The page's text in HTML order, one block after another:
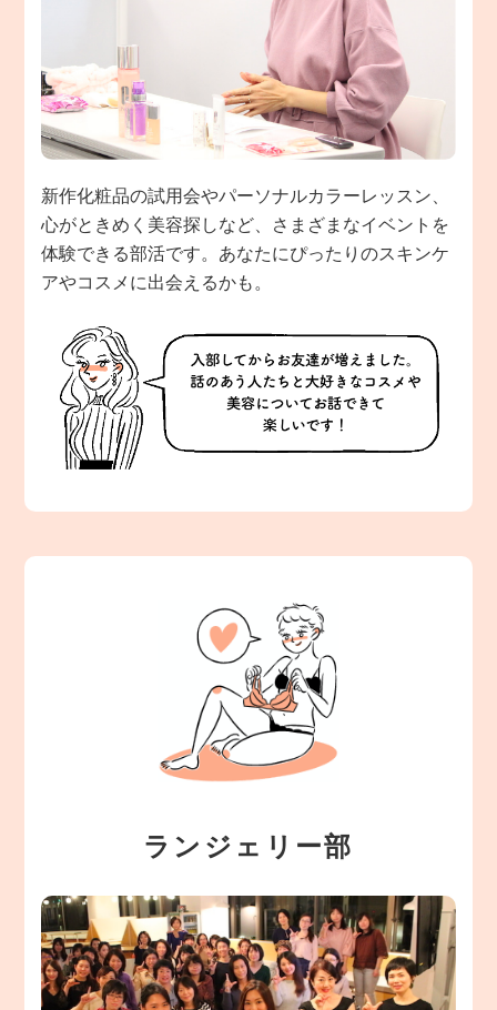
新作化粧品の試用会やパーソナルカラーレッスン、
心がときめく美容探しなど、さまざまなイベントを
体験できる部活です。あなたにぴったりのスキンケ
アやコスメに出会えるかも。
ランジェリー部